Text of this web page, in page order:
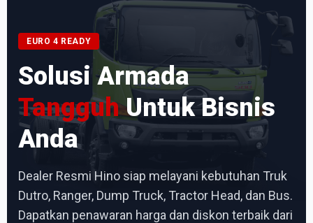
EURO 4 READY
Solusi Armada
TangguhUntuk Bisnis
Anda
Dealer Resmi Hino siap melayani kebutuhan Truk
Dutro, Ranger, Dump Truck, Tractor Head, dan Bus.
Dapatkan penawaran harga dan diskon terbaik dari